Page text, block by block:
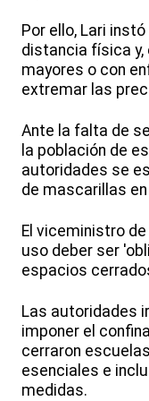
Por ello, Lari
distancia física y,
mayores o con
extremar las
Ante la falta de
la población de
autoridades se
de mascarillas
El viceministro
uso deber ser
espacios
Las autoridades
imponer el
cerraron
esenciales e
medidas.